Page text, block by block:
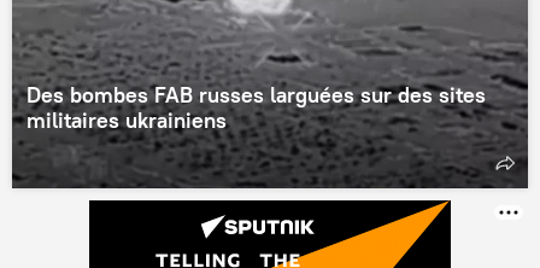
Des bombes FAB russes larguées sur des sites
militaires ukrainiens